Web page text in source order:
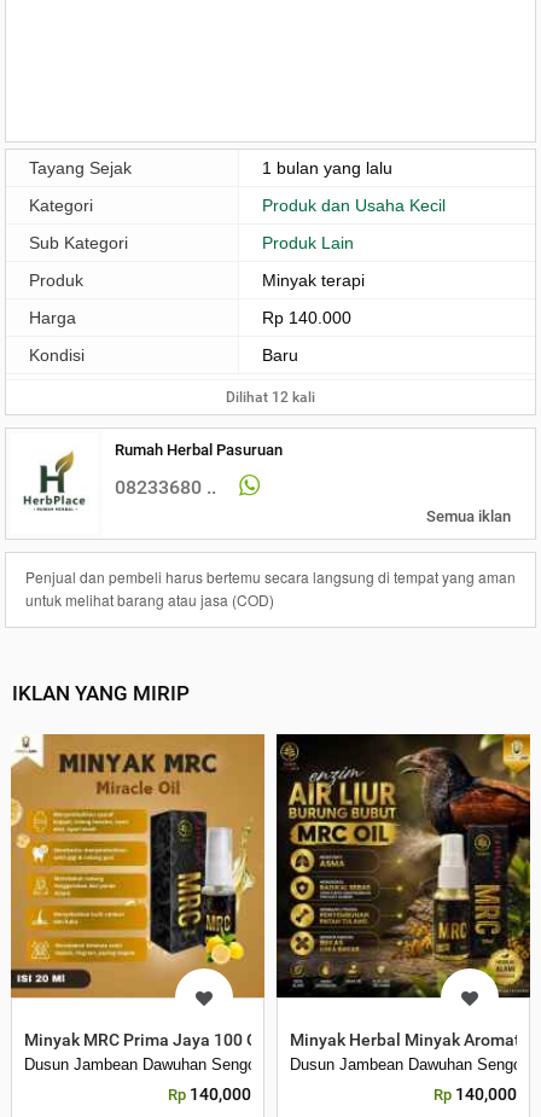
Tayang Sejak
1 bulan yang lalu
Kategori
Produk dan Usaha Kecil
Sub Kategori
Produk Lain
Produk
Minyak terapi
Harga
Rp 140.000
Kondisi
Baru
Dilihat 12 kali
Rumah Herbal Pasuruan
08233680 ..
Semua iklan
Penjual dan pembeli harus bertemu secara langsung di tempat yang aman
untuk melihat barang atau jasa (COD)
IKLAN YANG MIRIP
Minyak MRC Prima Jaya 100 Original Minyak Bubut Minyak Kelapa
Dusun Jambean Dawuhan Sengon
Rp 140,000
Minyak Herbal Minyak
Dusun Jambean Dawuhan Sengon
Rp 140,000